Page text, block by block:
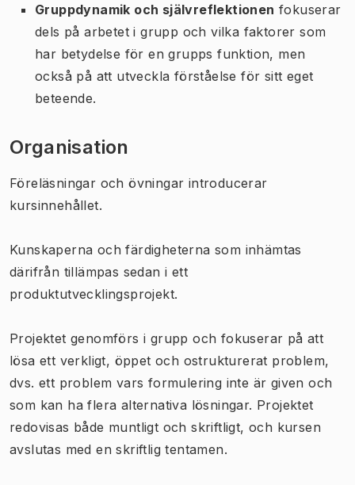
Gruppdynamik och självreflektionen fokuserar
dels på arbetet i grupp och vilka faktorer som
har betydelse för en grupps funktion, men
också på att utveckla förståelse för sitt eget
beteende.
Organisation
Föreläsningar och övningar introducerar
kursinnehållet.
Kunskaperna och färdigheterna som inhämtas
därifrån tillämpas sedan i ett
produktutvecklingsprojekt.
Projektet genomförs i grupp och fokuserar på att
lösa ett verkligt, öppet och ostrukturerat problem,
dvs. ett problem vars formulering inte är given och
som kan ha flera alternativa lösningar. Projektet
redovisas både muntligt och skriftligt, och kursen
avslutas med en skriftlig tentamen.